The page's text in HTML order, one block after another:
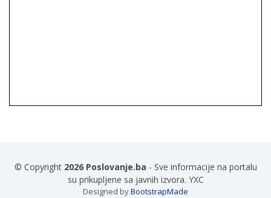
© Copyright 2026 Poslovanje.ba - Sve informacije na portalu
su prikupljene sa javnih izvora. YXC
Designed byBootstrapMade